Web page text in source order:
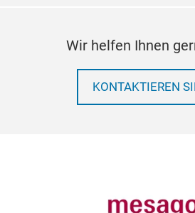
Wir helfen Ihnen
KONTAKTIEREN